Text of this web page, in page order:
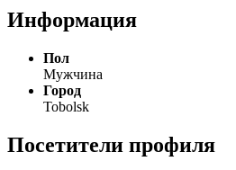
Информация
Пол
Мужчина
Город
Tobolsk
Посетители профиля